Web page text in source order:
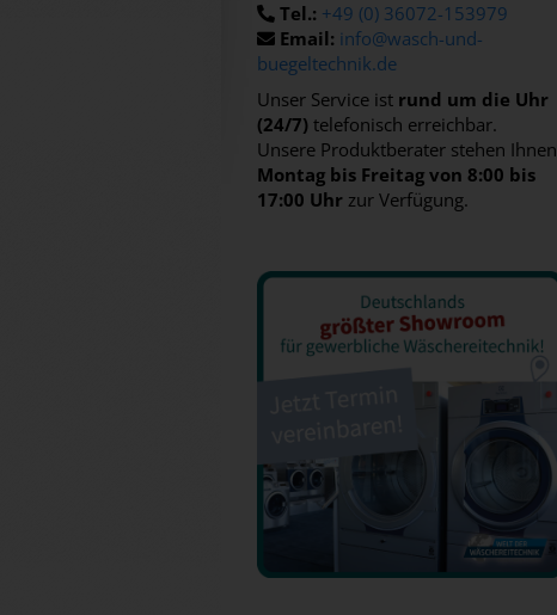
Tel.: +49 (0) 36072-153979
Email: info@wasch-und-
buegeltechnik.de
Unser Service ist rund um die Uhr
(24/7) telefonisch erreichbar.
Unsere Produktberater stehen Ihnen
Montag bis Freitag von 8:00 bis
17:00 Uhr zur Verfügung.